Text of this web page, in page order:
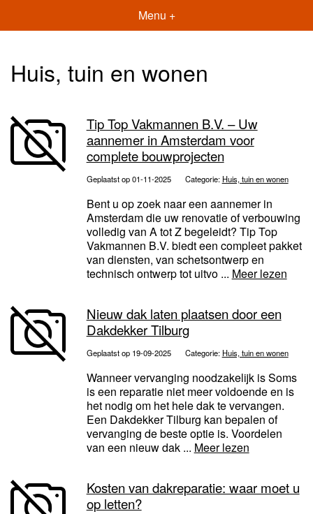
Menu +
Huis, tuin en wonen
Tip Top Vakmannen B.V. – Uw
aannemer in Amsterdam voor
complete bouwprojecten
Geplaatst op 01-11-2025 Categorie: Huis, tuin en wonen
Bent u op zoek naar een aannemer in
Amsterdam die uw renovatie of verbouwing
volledig van A tot Z begeleidt? Tip Top
Vakmannen B.V. biedt een compleet pakket
van diensten, van schetsontwerp en
technisch ontwerp tot uitvo ... Meer lezen
Nieuw dak laten plaatsen door een
Dakdekker Tilburg
Geplaatst op 19-09-2025 Categorie: Huis, tuin en wonen
Wanneer vervanging noodzakelijk is Soms
is een reparatie niet meer voldoende en is
het nodig om het hele dak te vervangen.
Een Dakdekker Tilburg kan bepalen of
vervanging de beste optie is. Voordelen
van een nieuw dak ... Meer lezen
Kosten van dakreparatie: waar moet u
op letten?